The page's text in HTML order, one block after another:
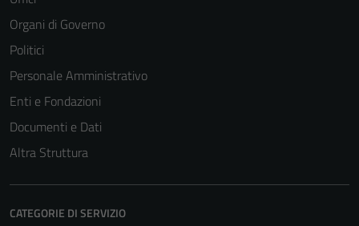
Organi di Governo
Politici
Personale Amministrativo
Enti e Fondazioni
Documenti e Dati
Altra Struttura
CATEGORIE DI SERVIZIO